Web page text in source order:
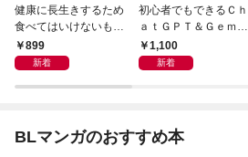
健康に長生きするため
食べてはいけないもの
やってはいけないこと
899
新着
初心者でもできるＣｈ
ａｔＧＰＴ＆Ｇｅｍｉ
ｎｉ 仕事を楽にするＡ
Ｉの使い方
1,100
新着
BLマンガのおすすめ本